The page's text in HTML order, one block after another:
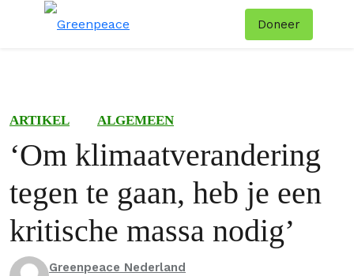
Doneer
ARTIKEL ALGEMEEN
‘Om klimaatverandering
tegen te gaan, heb je een
kritische massa nodig’
Greenpeace Nederland